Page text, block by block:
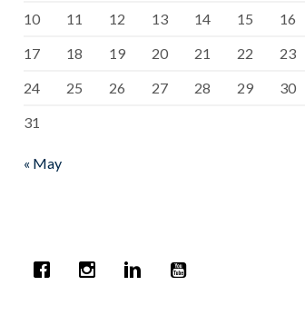
10
11 12 13 14 15
16
17
18 19 20 21 22
23
24
25 26 27 28 29
30
31
« May